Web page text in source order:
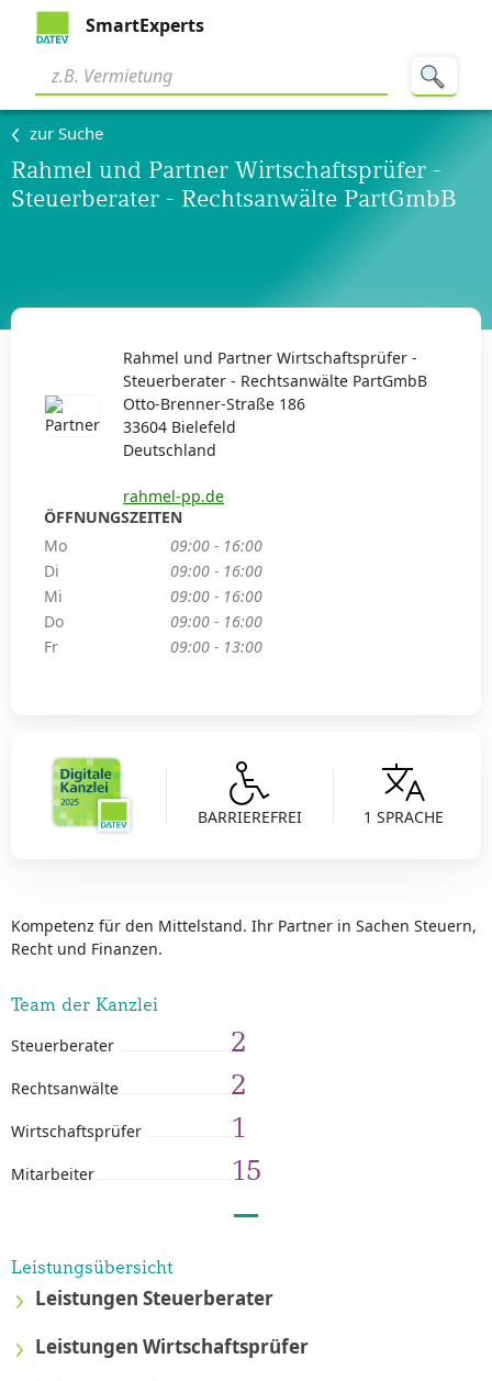
SmartExperts
zur Suche
Rahmel und Partner Wirtschaftsprüfer -
Steuerberater - Rechtsanwälte PartGmbB
BARRIEREFREI 1 SPRACHE
Kompetenz für den Mittelstand. Ihr Partner in Sachen Steuern,
Recht und Finanzen.
Team der Kanzlei
Steuerberater 2
Rechtsanwälte 2
Wirtschaftsprüfer 1
Mitarbeiter 15
Leistungsübersicht
Leistungen Steuerberater
Leistungen Wirtschaftsprüfer
Rahmel und Partner Wirtschaftsprüfer -
Steuerberater - Rechtsanwälte PartGmbB
Otto-Brenner-Straße 186
33604 Bielefeld
Deutschland
rahmel-pp.de
ÖFFNUNGSZEITEN
Mo
09:00 - 16:00
Di
09:00 - 16:00
Mi
09:00 - 16:00
Do
09:00 - 16:00
Fr
09:00 - 13:00